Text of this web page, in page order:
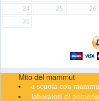
24
25 26
31
Mito del mammut
a scuola con
laboratori di